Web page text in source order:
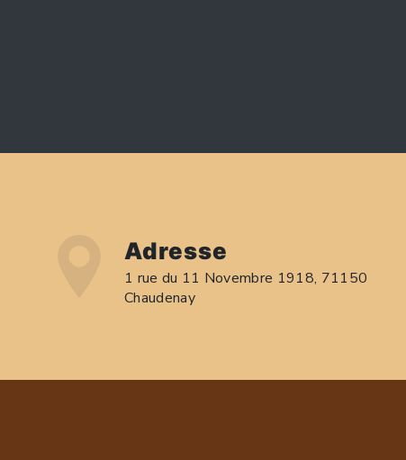
Adresse
1 rue du 11 Novembre 1918, 71150
Chaudenay